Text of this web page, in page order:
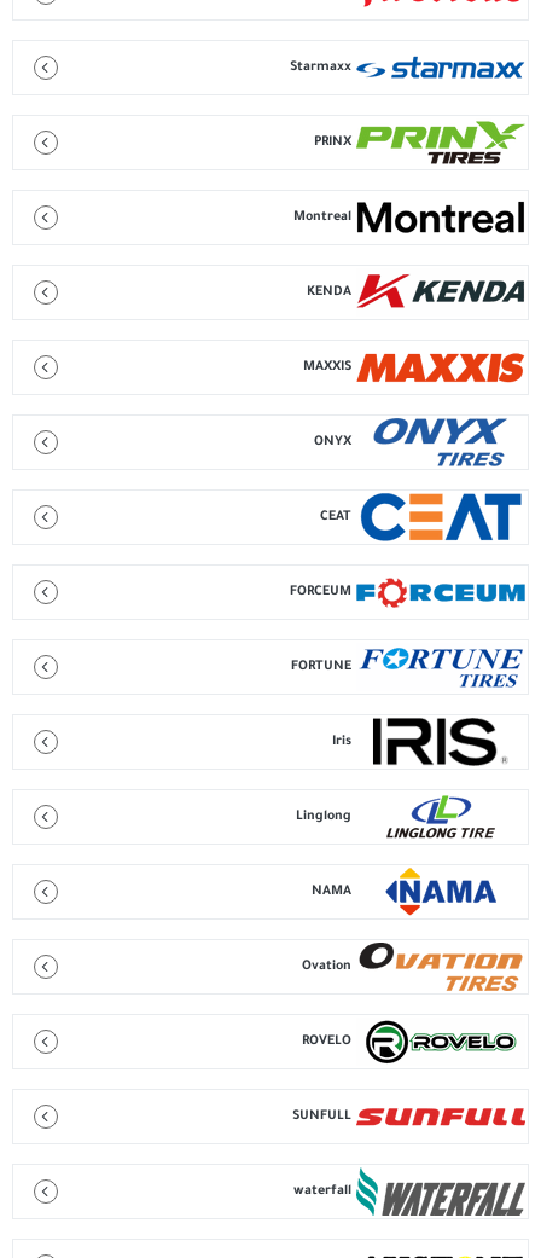
Starmaxx
PRINX
Montreal
KENDA
MAXXIS
ONYX
CEAT
FORCEUM
FORTUNE
Iris
Linglong
NAMA
Ovation
ROVELO
SUNFULL
waterfall